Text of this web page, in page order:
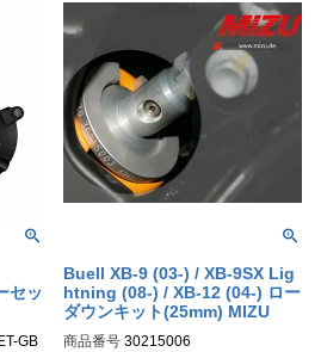
セッ
GB
Buell XB-9 (03-) / XB-9SX Lig
htning (08-) / XB-12 (04-) ロー
ダウンキット(25mm) MIZU
商品番号 30215006